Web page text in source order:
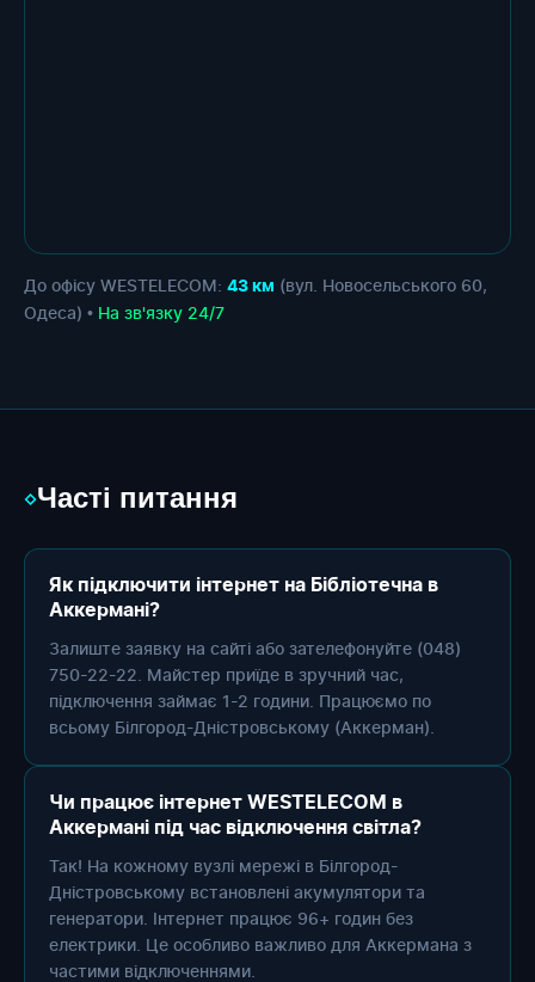
До офісу WESTELECOM: 43 км (вул. Новосельського 60,
Одеса) • На зв'язку 24/7
◇Часті питання
Як підключити інтернет на Бібліотечна в
Аккермані?
Залиште заявку на сайті або зателефонуйте (048)
750-22-22. Майстер приїде в зручний час,
підключення займає 1-2 години. Працюємо по
всьому Білгород-Дністровському (Аккерман).
Чи працює інтернет WESTELECOM в
Аккермані під час відключення світла?
Так! На кожному вузлі мережі в Білгород-
Дністровському встановлені акумулятори та
генератори. Інтернет працює 96+ годин без
електрики. Це особливо важливо для Аккермана з
частими відключеннями.